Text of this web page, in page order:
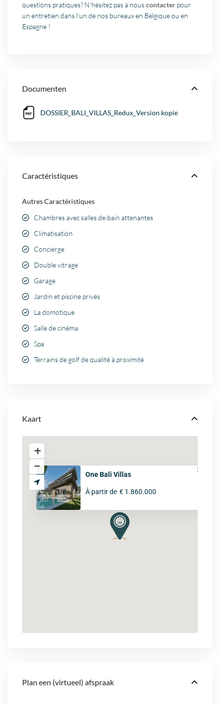
questions pratiques? N’hésitez pas à nouscontacter pour
un entretien dans l’un de nos bureaux en Belgique ou en
Espagne !
Documenten
DOSSIER_BALI_VILLAS_Redux_Version kopie
Caractéristiques
Autres Caractéristiques
Chambres avec salles de bain attenantes
Climatisation
Concierge
Double vitrage
Garage
Jardin et piscine privés
La domotique
Salle de cinéma
Spa
Terrains de golf de qualité à proximité
Kaart
One Bali Villas
À partir de € 1.860.000
Plan een (virtueel) afspraak